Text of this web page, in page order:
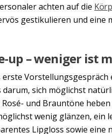
achten auf die
gestikulieren und eine
up – weniger ist
erste Vorstellungsgespräch
darum, sich möglichst
und Brauntöne
wenig glänzen, ein
Lipgloss sowie eine